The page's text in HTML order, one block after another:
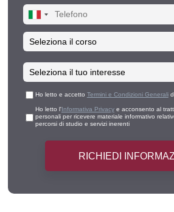
Ho letto e accetto Termini e Condizioni Generali
Ho letto l'Informativa Privacye acconsento al
personali per ricevere materiale informativo
percorsi di studio e servizi inerenti